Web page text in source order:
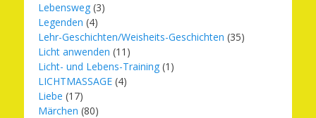
Lebensweg (3)
Legenden (4)
Lehr-Geschichten/Weisheits-Geschichten (35)
Licht anwenden (11)
Licht- und Lebens-Training (1)
LICHTMASSAGE (4)
Liebe (17)
Märchen (80)